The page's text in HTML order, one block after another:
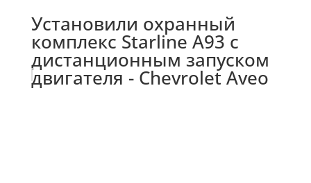
Установили охранный
комплекс Starline A93 с
дистанционным запуском
двигателя - Chevrolet Aveo